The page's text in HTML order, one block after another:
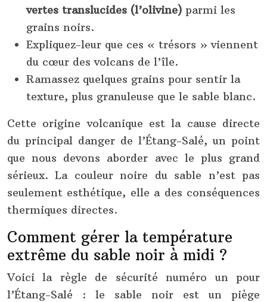
vertes translucides (l’olivine) parmi les
grains noirs.
Expliquez-leur que ces « trésors » viennent
du cœur des volcans de l’île.
Ramassez quelques grains pour sentir la
texture, plus granuleuse que le sable blanc.
Cette origine volcanique est la cause directe
du principal danger de l’Étang-Salé, un point
que nous devons aborder avec le plus grand
sérieux. La couleur noire du sable n’est pas
seulement esthétique, elle a des conséquences
thermiques directes.
Comment gérer la température
extrême du sable noir à midi ?
Voici la règle de sécurité numéro un pour
l’Étang-Salé : le sable noir est un piège